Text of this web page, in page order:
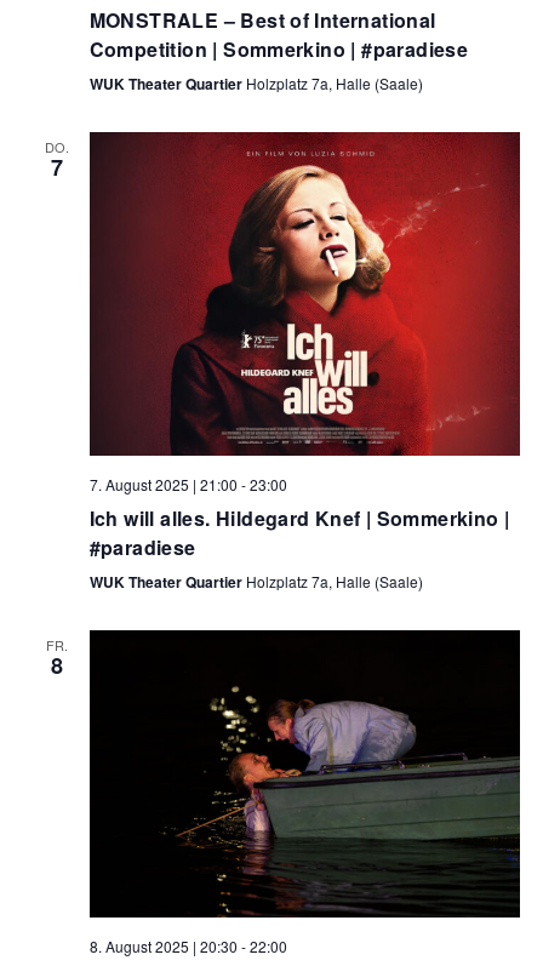
MONSTRALE – Best of International
Competition | Sommerkino | #paradiese
WUK Theater Quartier Holzplatz 7a, Halle (Saale)
DO.
7
7. August 2025 | 21:00 -23:00
Ich will alles. Hildegard Knef | Sommerkino |
#paradiese
WUK Theater Quartier Holzplatz 7a, Halle (Saale)
FR.
8
8. August 2025 | 20:30 -22:00